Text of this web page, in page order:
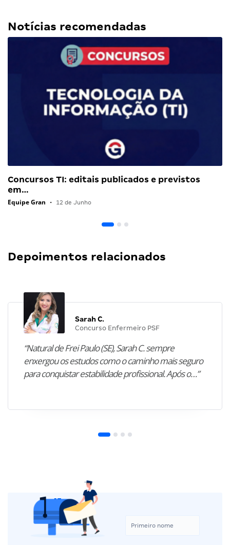
Notícias recomendadas
Concursos TI: editais publicados e previstos
em…
Equipe Gran • 12 de Junho
Depoimentos relacionados
Sarah C.
Concurso Enfermeiro PSF
“Natural de Frei Paulo (SE), Sarah C. sempre
enxergou os estudos como o caminho mais seguro
para conquistar estabilidade profissional. Após o…”